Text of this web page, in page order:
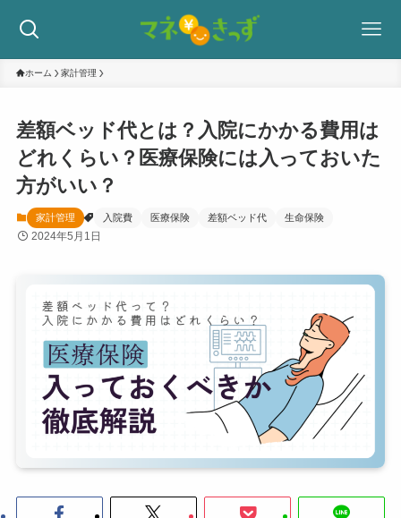
ホーム 家計管理
差額ベッド代とは？入院にかかる費用は
どれくらい？医療保険には入っておいた
方がいい？
家計管理 入院費 医療保険 差額ベッド代 生命保険
2024年5月1日